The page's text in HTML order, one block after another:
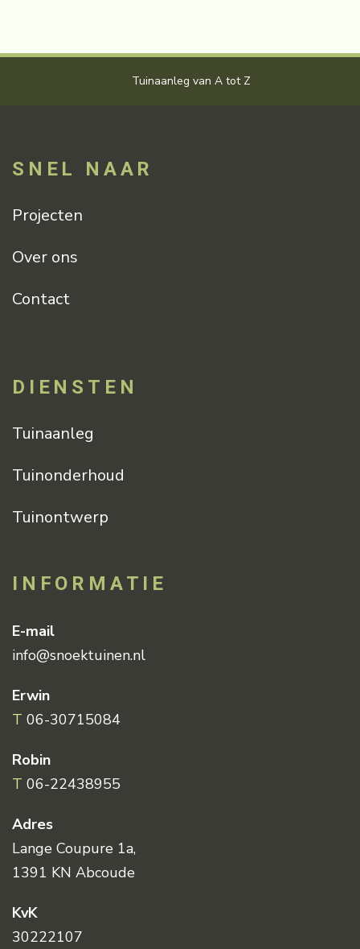
Tuinaanleg van A tot Z
SNEL NAAR
Projecten
Over ons
Contact
DIENSTEN
Tuinaanleg
Tuinonderhoud
Tuinontwerp
INFORMATIE
E-mail
info@snoektuinen.nl
Erwin
T 06-30715084
Robin
T 06-22438955
Adres
Lange Coupure 1a,
1391 KN Abcoude
KvK
30222107